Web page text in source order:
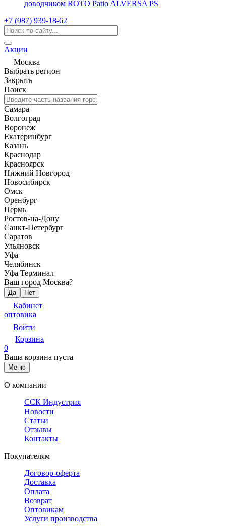
доводчиком ROTO Patio ALVERSA PS
+7 (987) 939-18-62
Акции
Москва
Выбрать регион
Закрыть
Поиск
Самара
Волгоград
Воронеж
Екатеринбург
Казань
Краснодар
Красноярск
Нижний Новгород
Новосибирск
Омск
Оренбург
Пермь
Ростов-на-Дону
Санкт-Петербург
Саратов
Ульяновск
Уфа
Челябинск
Уфа Терминал
Ваш город Москва?
Да Нет
Кабинет
оптовика
Войти
Корзина
0
Ваша корзина пуста
Меню
О компании
ССК Индустрия
Новости
Статьи
Отзывы
Контакты
Покупателям
Договор-оферта
Доставка
Оплата
Возврат
Оптовикам
Услуги производства